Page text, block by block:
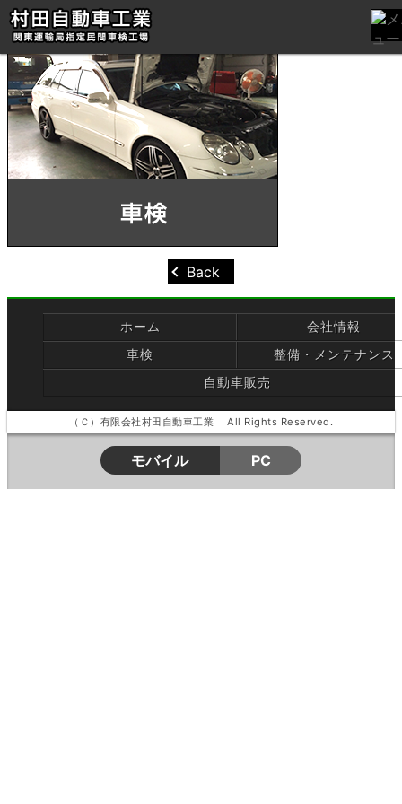
Back
ホーム
会社情報
車検
整備・メンテナンス
自動車販売
（Ｃ）有限会社村田自動車工業 All Rights Reserved.
モバイル PC